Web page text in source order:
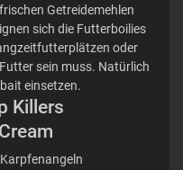
Getreidemehlen
sich die Futterboilies
oder
sein muss. Natürlich
einsetzen.
Killers